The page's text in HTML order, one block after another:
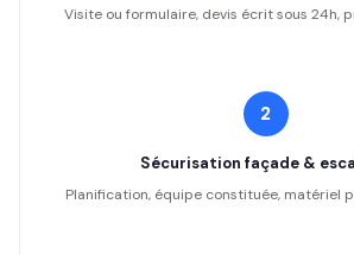
Visite ou formulaire, devis écrit sous 24h,
2
Sécurisation façade &
Planification, équipe constituée, matériel